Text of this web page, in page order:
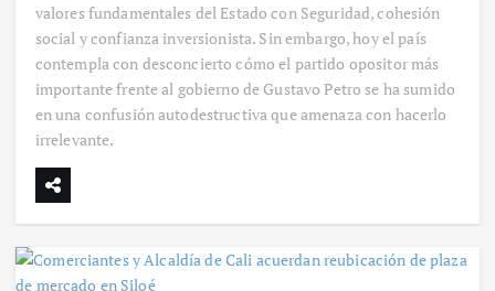
valores fundamentales del Estado con Seguridad, cohesión
social y confianza inversionista. Sin embargo, hoy el país
contempla con desconcierto cómo el partido opositor más
importante frente al gobierno de Gustavo Petro se ha sumido
en una confusión autodestructiva que amenaza con hacerlo
irrelevante.